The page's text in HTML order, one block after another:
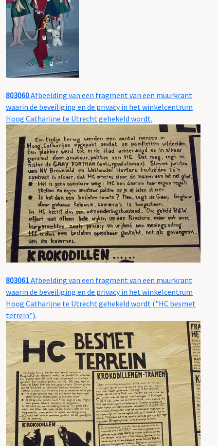
803060Afbeelding van een fragment van een muurkrant
waarin de beveiliging en de privacy in het winkelcentrum
Hoog Catharijne te Utrecht gehekeld wordt.
803061Afbeelding van een fragment van een muurkrant
waarin de beveiliging en de privacy in het winkelcentrum
Hoog Catharijne te Utrecht gehekeld wordt ("HC besmet
terrein").